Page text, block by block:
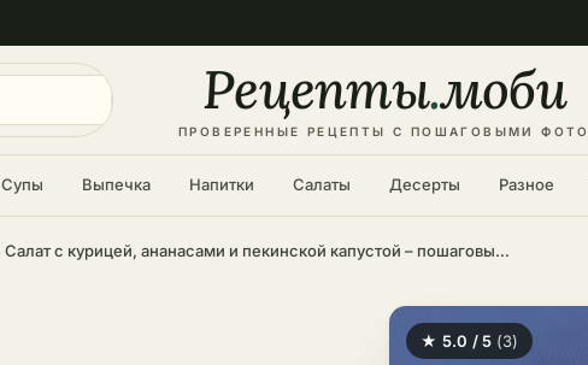
Рецепты.моби
ПРОВЕРЕННЫЕ РЕЦЕПТЫ С ПОШАГОВЫМИ ФОТО
Супы Выпечка Напитки Салаты Десерты Разное
Салат с курицей, ананасами и пекинской капустой – пошаговый рецепт
★ 5.0 / 5 (3)